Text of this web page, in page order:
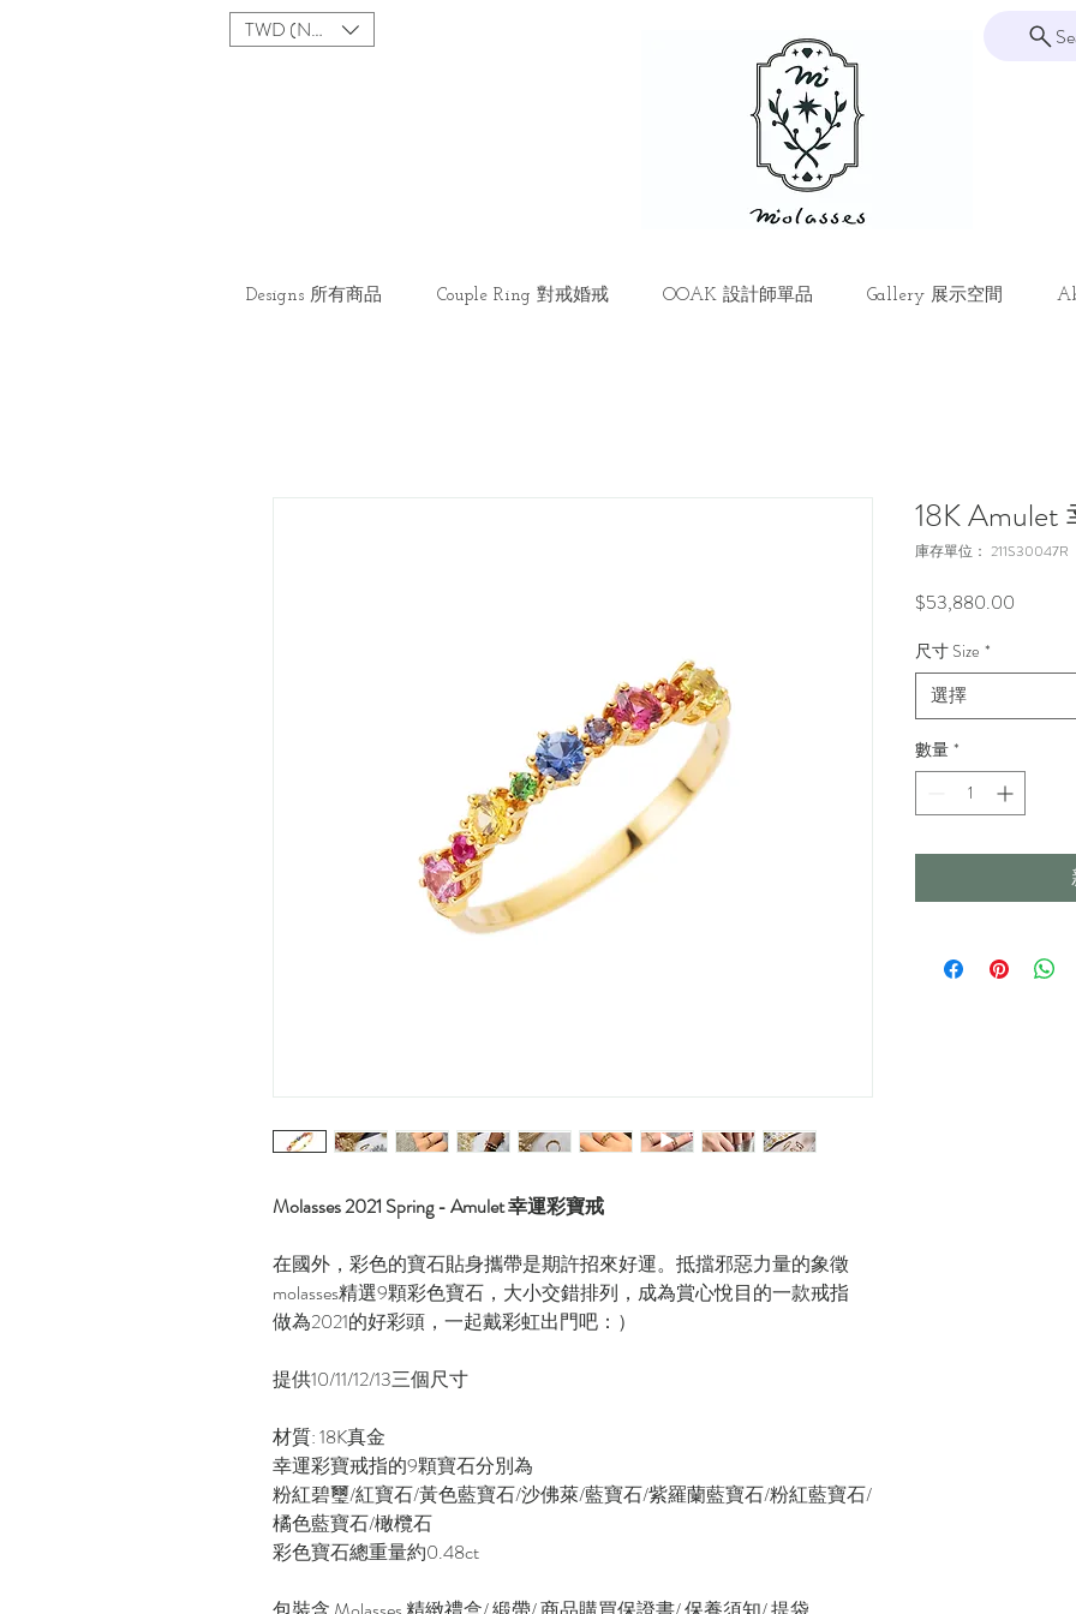
TWD (NT$)
Designs 所有商品 Couple Ring 對戒婚戒 OOAK 設計師單品 Gallery 展示空間
Molasses 2021 Spring - Amulet 幸運彩寶戒
在國外，彩色的寶石貼身攜帶是期許招來好運。抵擋邪惡力量的象徵
molasses精選9顆彩色寶石，大小交錯排列，成為賞心悅目的一款戒指
做為2021的好彩頭，一起戴彩虹出門吧：）
提供10/11/12/13三個尺寸
材質: 18K真金
幸運彩寶戒指的9顆寶石分別為
粉紅碧璽/紅寶石/黃色藍寶石/沙佛萊/藍寶石/紫羅蘭藍寶石/粉紅藍寶石/
橘色藍寶石/橄欖石
彩色寶石總重量約0.48ct
18K
庫存單位： 211S30047R
$53,880.00
尺寸 Size *
選擇
數量 *